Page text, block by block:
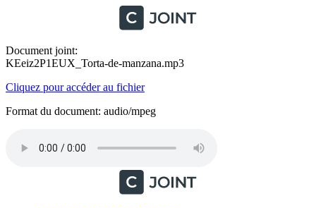
Document joint:
KEeiz2P1EUX_Torta-de-manzana.mp3
Cliquez pour accéder au fichier
Format du document: audio/mpeg